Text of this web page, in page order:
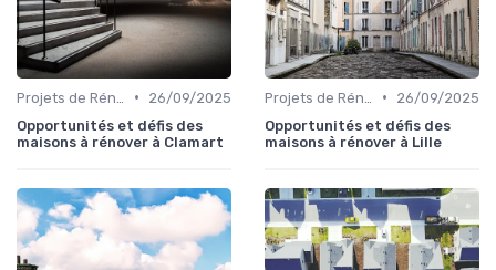
•
26/09/2025
Opportunités et défis des
maisons à rénover à Clamart
•
26/09/2025
Opportunités et défis des
maisons à rénover à Lille